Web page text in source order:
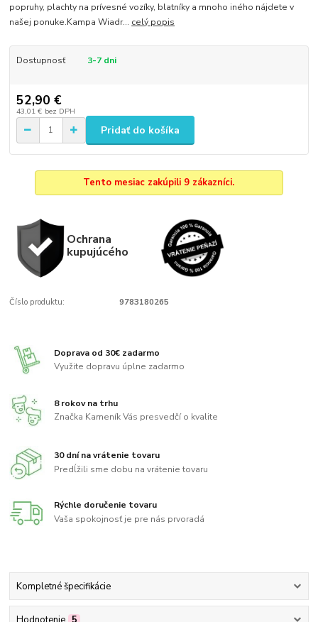
popruhy, plachty na prívesné vozíky, blatníky a mnoho iného nájdete v
našej ponuke.Kampa Wiadr... celý popis
Dostupnosť 3-7 dni
52,90 €
43,01 € bez DPH
Pridať do košíka
Tento mesiac zakúpili 9 zákazníci.
Ochrana
kupujúcého
Číslo produktu: 9783180265
Doprava od 30€ zadarmo
Využite dopravu úplne zadarmo
8 rokov na trhu
Značka Kameník Vás presvedčí o kvalite
30 dní na vrátenie tovaru
Predĺžili sme dobu na vrátenie tovaru
Rýchle doručenie tovaru
Vaša spokojnosť je pre nás prvoradá
Kompletné špecifikácie